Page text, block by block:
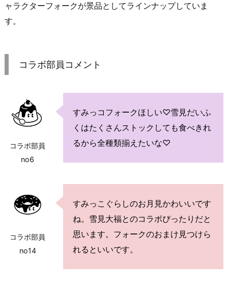
ャラクターフォークが景品としてラインナップしていま
す。
コラボ部員コメント
コラボ部員
no6
すみっコフォークほしい♡雪見だいふ
くはたくさんストックしても食べきれ
るから全種類揃えたいな♡
コラボ部員
no14
すみっこぐらしのお月見かわいいです
ね。雪見大福とのコラボぴったりだと
思います。フォークのおまけ見つけら
れるといいです。